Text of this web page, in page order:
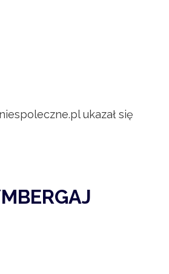
ukazał się